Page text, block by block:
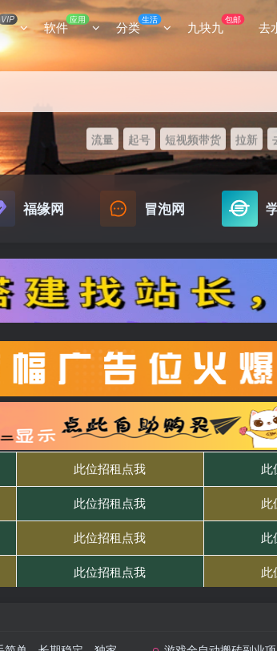
VIP 软件 应用 分类生活 九块九包邮 去
流量 起号 短视频带货 拉新
福缘网 冒泡网